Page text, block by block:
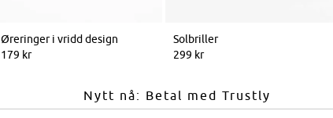
Øreringer i vridd design
179 kr
Solbriller
299 kr
Nytt nå: Betal med Trustly